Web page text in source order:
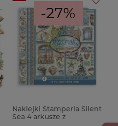
-27%
Naklejki Stamperia Silent
Sea 4 arkusze z